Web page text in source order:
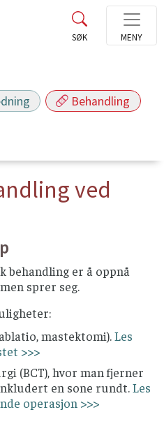
Behandling
ved
er å oppnå
sprer seg.
mastektomi).Les
>>>
(BCT), hvor man fjerner
en sone rundt.Les
operasjon >>>